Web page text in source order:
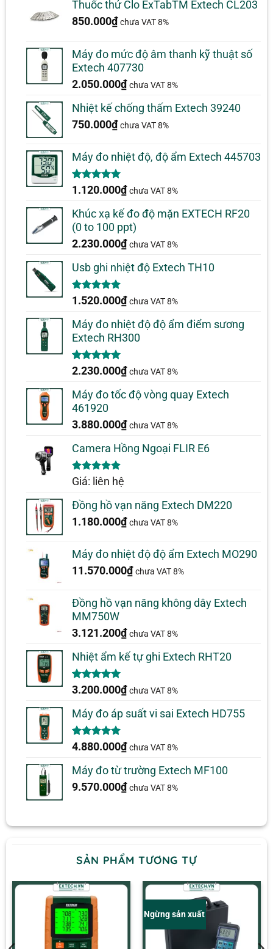
Thuốc thử Clo ExTabTM Extech CL203
850.000₫ chưa VAT 8%
Máy đo mức độ âm thanh kỹ thuật số
Extech 407730
2.050.000₫ chưa VAT 8%
Nhiệt kế chống thấm Extech 39240
750.000₫ chưa VAT 8%
Máy đo nhiệt độ, độ ẩm Extech 445703
5.00trên 5
1
đánh giá
1.120.000₫ chưa VAT 8%
Khúc xạ kế đo độ mặn EXTECH RF20
(0 to 100 ppt)
2.230.000₫ chưa VAT 8%
Usb ghi nhiệt độ Extech TH10
5.00trên 5
1
đánh giá
1.520.000₫ chưa VAT 8%
Máy đo nhiệt độ độ ẩm điểm sương
Extech RH300
5.00trên 5
1
đánh giá
2.230.000₫ chưa VAT 8%
Máy đo tốc độ vòng quay Extech
461920
3.880.000₫ chưa VAT 8%
Camera Hồng Ngoại FLIR E6
5.00trên 5
1
đánh giá
Giá: liên hệ
Đồng hồ vạn năng Extech DM220
1.180.000₫ chưa VAT 8%
Máy đo nhiệt độ độ ẩm Extech MO290
11.570.000₫ chưa VAT 8%
Đồng hồ vạn năng không dây Extech
MM750W
3.121.200₫ chưa VAT 8%
Nhiệt ẩm kế tự ghi Extech RHT20
5.00trên 5
2
đánh giá
3.200.000₫ chưa VAT 8%
Máy đo áp suất vi sai Extech HD755
5.00trên 5
1
đánh giá
4.880.000₫ chưa VAT 8%
Máy đo từ trường Extech MF100
9.570.000₫ chưa VAT 8%
SẢN PHẨM TƯƠNG TỰ
Ngừng sản xuất